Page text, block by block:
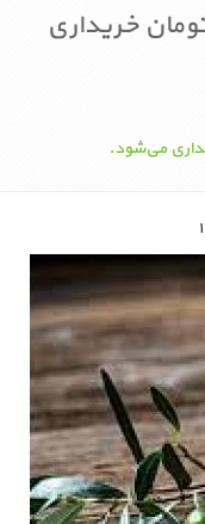
قیمت ۱۴۰ هزار تومان خریداری